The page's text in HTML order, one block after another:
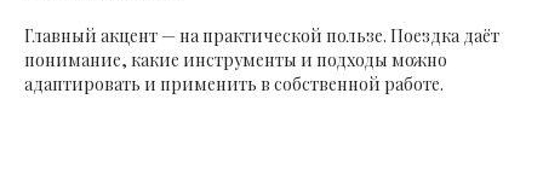
Главный акцент — на практической пользе. Поездка даёт
понимание, какие инструменты и подходы можно
адаптировать и применить в собственной работе.